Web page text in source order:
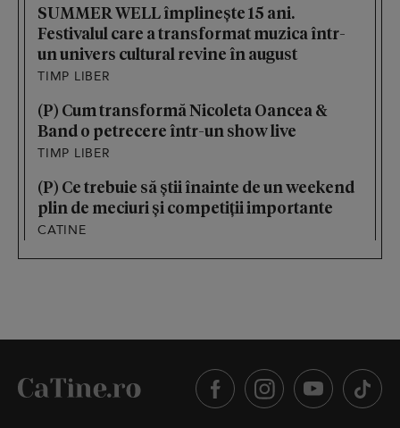
SUMMER WELL împlinește 15 ani.
Festivalul care a transformat muzica într-
un univers cultural revine în august
TIMP LIBER
(P) Cum transformă Nicoleta Oancea &
Band o petrecere într-un show live
TIMP LIBER
(P) Ce trebuie să știi înainte de un weekend
plin de meciuri și competiții importante
CATINE